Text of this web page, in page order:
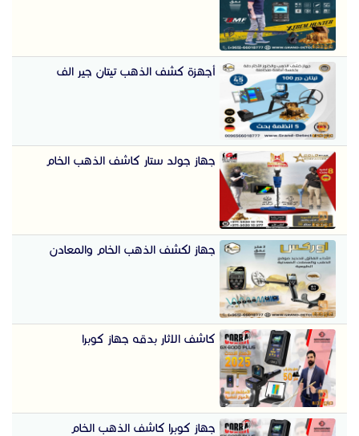
أجهزة كشف الذهب تيتان جير الف
جهاز جولد ستار كاشف الذهب الخام
جهاز لكشف الذهب الخام والمعادن
كاشف الاثار بدقه جهاز كوبرا
جهاز كوبرا كاشف الذهب الخام